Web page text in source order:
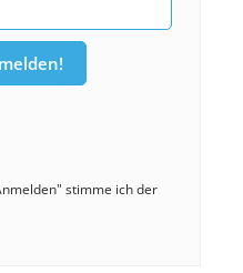
stimme ich der